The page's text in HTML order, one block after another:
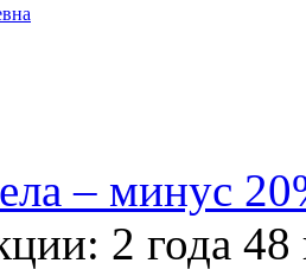
– минус
2 года 48